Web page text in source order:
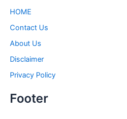
HOME
Contact Us
About Us
Disclaimer
Privacy Policy
Footer